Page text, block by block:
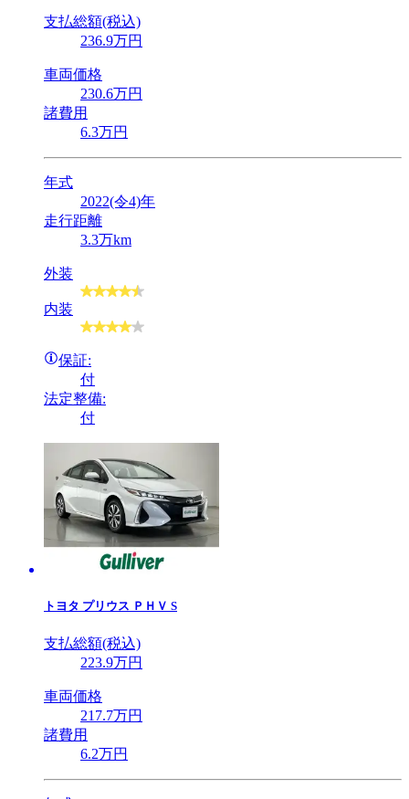
支払総額(税込)
236.9万円
車両価格
230.6万円
諸費用
6.3万円
年式
2022(令4)年
走行距離
3.3万km
外装
内装
保証:
付
法定整備:
付
トヨタ プリウス ＰＨＶ S
支払総額(税込)
223.9万円
車両価格
217.7万円
諸費用
6.2万円